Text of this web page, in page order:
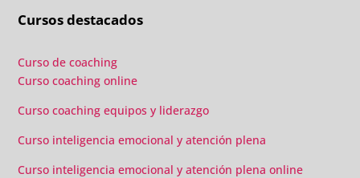
añadido con multitud de formaciones, seminarios y
gran liderazgo de Beatriz Ricondo!!!
Cursos destacados
Curso de coaching
Curso coaching online
Curso coaching equipos y liderazgo
Curso inteligencia emocional y atención plena
Curso inteligencia emocional y atención plena online